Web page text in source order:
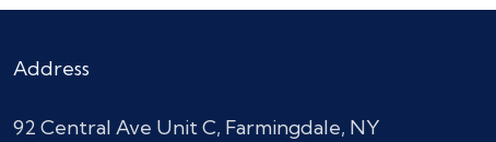
Address
92 Central Ave Unit C, Farmingdale, NY